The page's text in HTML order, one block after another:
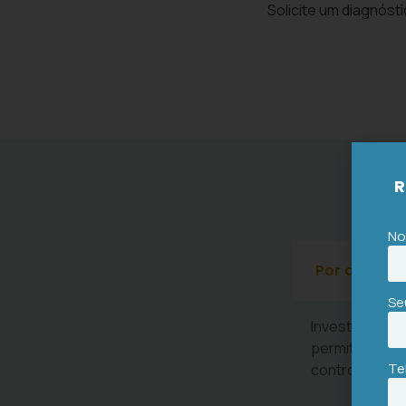
Solicite um
Por que eu
Investir em
permite
controle